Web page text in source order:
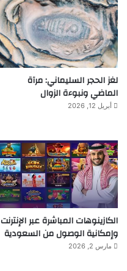
لغز الحجر السليماني: مرآة
الماضي ونبوءة الزوال
أبريل 12, 2026
الكازينوهات المباشرة عبر الإنترنت
وإمكانية الوصول من السعودية
مارس 2, 2026